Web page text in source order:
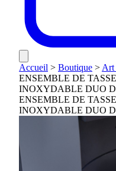
Accueil > Boutique >Art
ENSEMBLE DE
INOXYDABLE DUO
ENSEMBLE DE
INOXYDABLE DUO